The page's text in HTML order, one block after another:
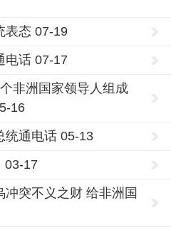
表态 07-19
电话 07-17
非洲国家领导人组成
16
统通电话 05-13
03-17
突不义之财 给非洲国